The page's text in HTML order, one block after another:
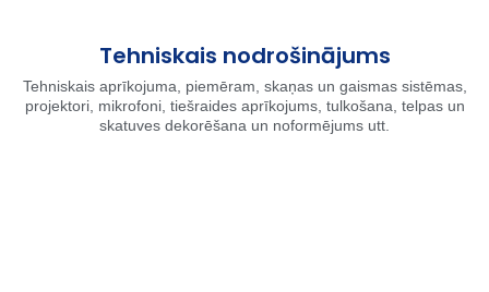
Tehniskais nodrošinājums
Tehniskais aprīkojuma, piemēram, skaņas un gaismas sistēmas,
projektori, mikrofoni, tiešraides aprīkojums, tulkošana, telpas un
skatuves dekorēšana un noformējums utt.